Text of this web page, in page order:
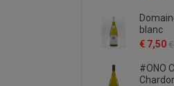
blanc
€ 7,50 €
#ONO